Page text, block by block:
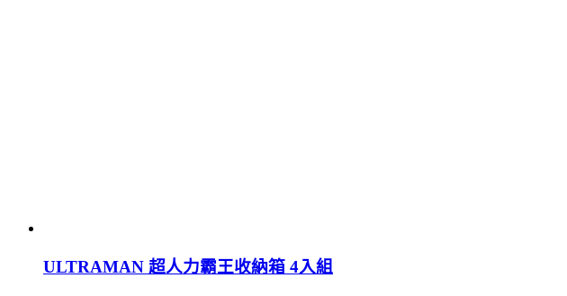
ULTRAMAN 超人力霸王收納箱 4入組